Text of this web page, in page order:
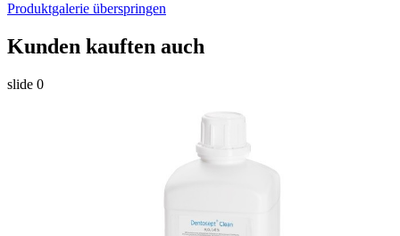
Produktgalerie überspringen
Kunden kauften auch
slide 0